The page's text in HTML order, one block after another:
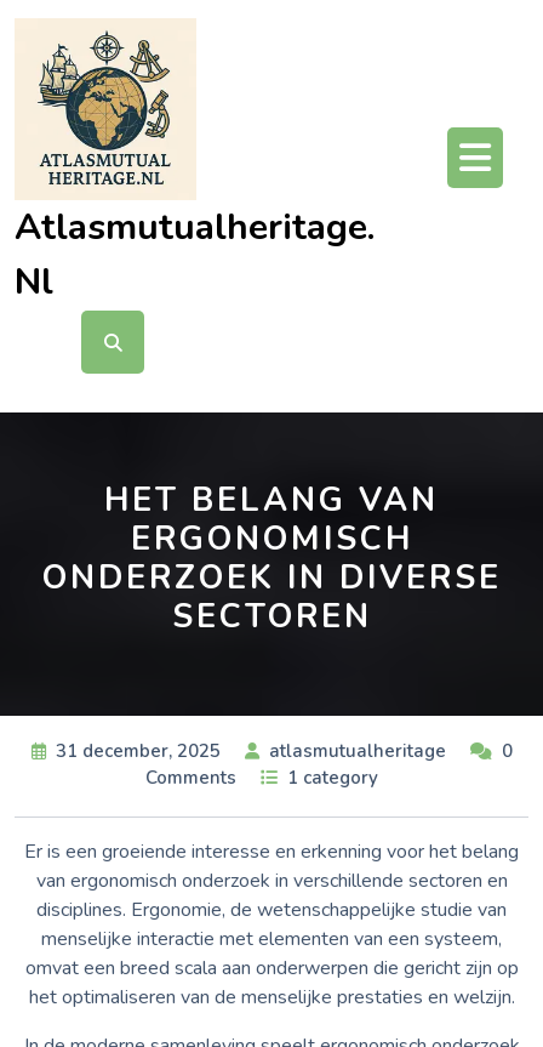
Ga
inhoud
Atlasmutualheritage.
Nl
HET BELANG VAN
ERGONOMISCH
ONDERZOEK IN DIVERSE
SECTOREN
31 december, 2025 atlasmutualheritage
0
Comments
1 category
Er is een groeiende interesse en erkenning voor het belang
van ergonomisch onderzoek in verschillende sectoren en
disciplines. Ergonomie, de wetenschappelijke studie van
menselijke interactie met elementen van een systeem,
omvat een breed scala aan onderwerpen die gericht zijn op
het optimaliseren van de menselijke prestaties en welzijn.